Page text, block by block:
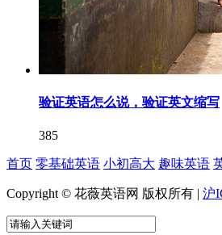
验证英语怎么说，验证英文缩写
385
首页 零基础英语 小初高大 趣味英语
Copyright © 花薇英语网 版权所有 | 沪